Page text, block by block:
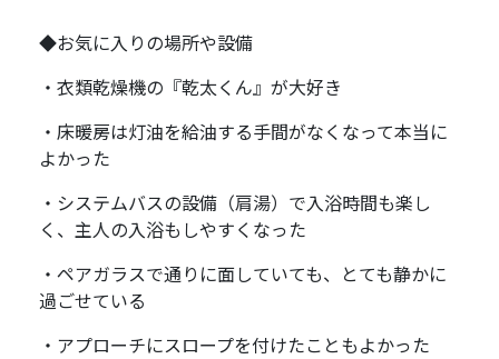
◆お気に入りの場所や設備
・衣類乾燥機の『乾太くん』が大好き
・床暖房は灯油を給油する手間がなくなって本当に
よかった
・システムバスの設備（肩湯）で入浴時間も楽し
く、主人の入浴もしやすくなった
・ペアガラスで通りに面していても、とても静かに
過ごせている
・アプローチにスロープを付けたこともよかった